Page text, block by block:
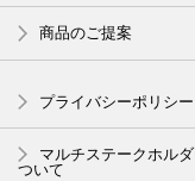
商品のご提案
プライバシーポリシー
マルチステークホル
ついて